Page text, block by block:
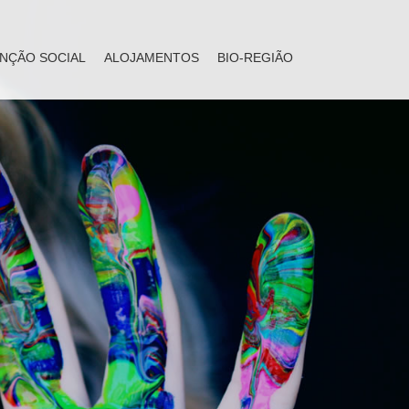
SOCIAL ALOJAMENTOS BIO-REGIÃO